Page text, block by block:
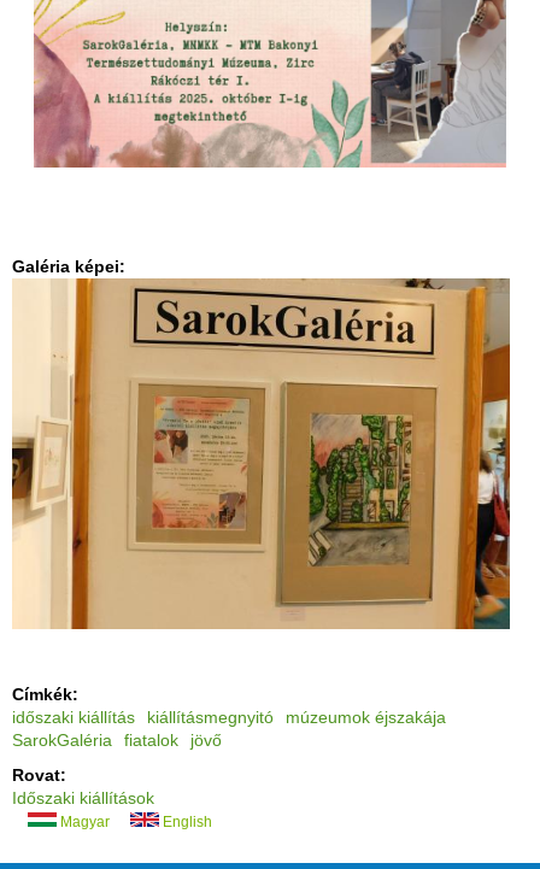
Galéria képei:
Címkék:
időszaki kiállítás
kiállításmegnyitó
múzeumok éjszakája
SarokGaléria
fiatalok
jövő
Rovat:
Időszaki kiállítások
Magyar English